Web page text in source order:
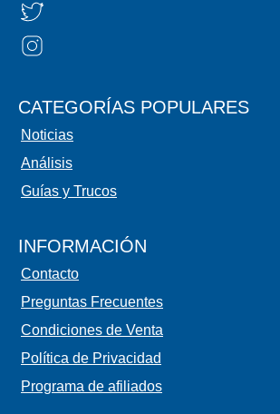
CATEGORÍAS POPULARES
Noticias
Análisis
Guías y Trucos
INFORMACIÓN
Contacto
Preguntas Frecuentes
Condiciones de Venta
Política de Privacidad
Programa de afiliados